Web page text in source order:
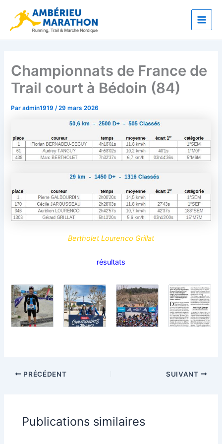
contenu
Main
Championnats de France de
Trail court à Bédoin (84)
Paradmin1919/29 mars 2026
Bertholet Lourenco Grillat
résultats
PRÉCÉDENT SUIVANT
Publications similaires